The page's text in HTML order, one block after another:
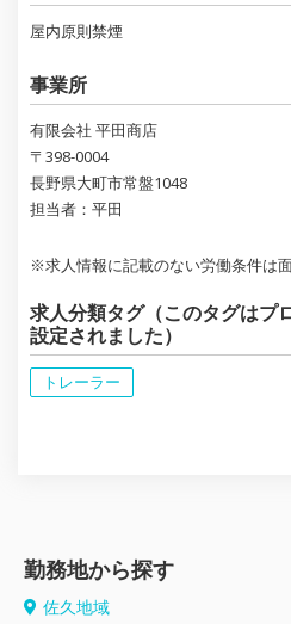
屋内原則禁煙
事業所
有限会社 平田商店
〒398-0004
長野県大町市常盤1048
担当者：平田
※求人情報に記載のない労働条件は
求人分類タグ（このタグはプ
設定されました）
トレーラー
勤務地から探す
佐久地域